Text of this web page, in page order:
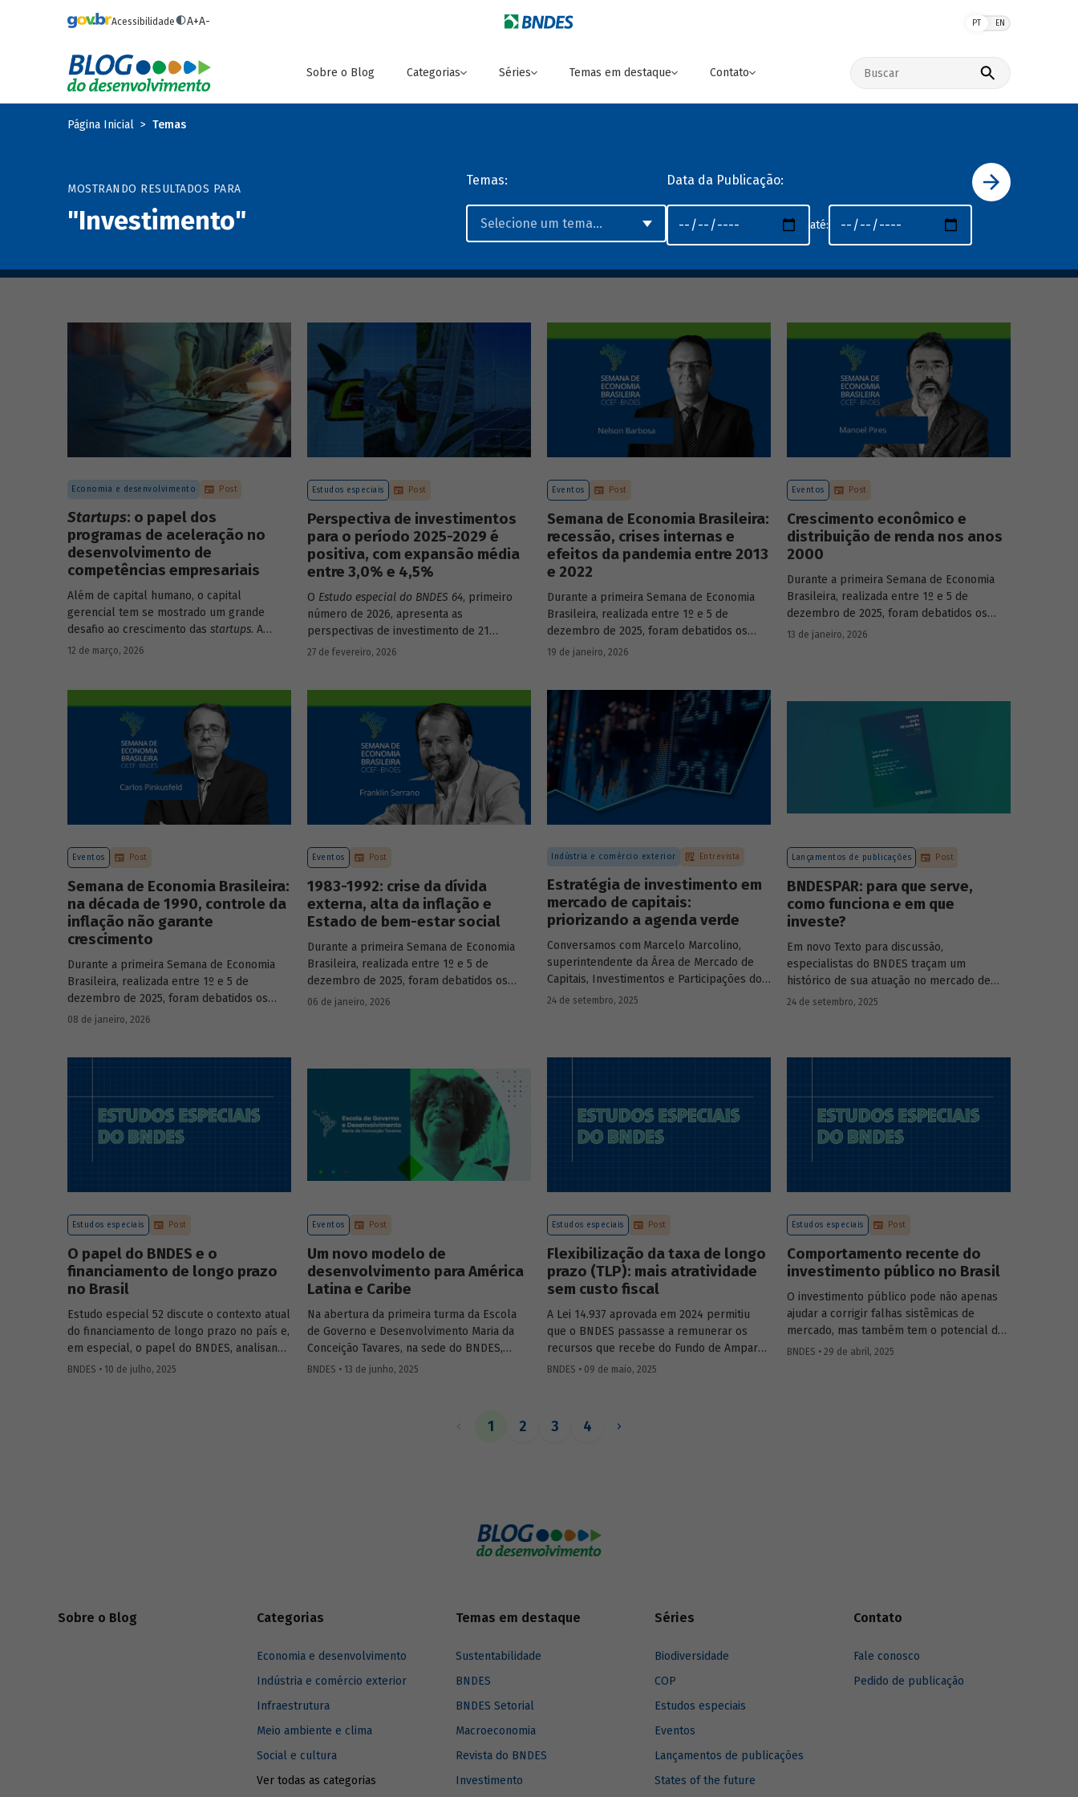
Acessibilidade A+A- PT EN
Sobre o Blog Categorias Séries Temas em destaque Contato
Buscar no site
Página Inicial Temas
MOSTRANDO RESULTADOS PARA
"Investimento"
Temas: Data da Publicação:
até:
Economia e desenvolvimento Post
Startups: o papel dos
programas de aceleração no
desenvolvimento de
competências empresariais
Além de capital humano, o capital
gerencial tem se mostrado um grande
desafio ao crescimento das startups. A
avaliação do BNDES Garagem demonstra
12 de março, 2026
Estudos especiais Post
Perspectiva de investimentos
para o período 2025-2029 é
positiva, com expansão média
entre 3,0% e 4,5%
O Estudo especial do BNDES 64, primeiro
número de 2026, apresenta as
perspectivas de investimento de 21
setores da economia brasileira para o
27 de fevereiro, 2026
Eventos Post
Semana de Economia Brasileira:
recessão, crises internas e
efeitos da pandemia entre 2013
e 2022
Durante a primeira Semana de Economia
Brasileira, realizada entre 1º e 5 de
dezembro de 2025, foram debatidos os
principais temas que marcaram a economia
renomados.
19 de janeiro, 2026
Eventos Post
Crescimento econômico e
distribuição de renda nos anos
2000
Durante a primeira Semana de Economia
Brasileira, realizada entre 1º e 5 de
dezembro de 2025, foram debatidos os
principais temas que marcaram a economia
13 de janeiro, 2026
Eventos Post
Semana de Economia Brasileira:
na década de 1990, controle da
inflação não garante
crescimento
Durante a primeira Semana de Economia
Brasileira, realizada entre 1º e 5 de
dezembro de 2025, foram debatidos os
principais temas que marcaram a economia
08 de janeiro, 2026
Eventos Post
1983-1992: crise da dívida
externa, alta da inflação e
Estado de bem-estar social
Durante a primeira Semana de Economia
Brasileira, realizada entre 1º e 5 de
dezembro de 2025, foram debatidos os
principais temas que marcaram a economia
06 de janeiro, 2026
Indústria e comércio exterior Entrevista
Estratégia de investimento em
mercado de capitais:
priorizando a agenda verde
Conversamos com Marcelo Marcolino,
superintendente da Área de Mercado de
Capitais, Investimentos e Participações do
BNDES, e representantes de duas das
de bancos de desenvolvimento no
mercado de capitais, a nova estratégia do
BNDES e os planos das investidas.
24 de setembro, 2025
Lançamentos de publicações Post
BNDESPAR: para que serve,
como funciona e em que
investe?
Em novo Texto para discussão,
especialistas do BNDES traçam um
histórico de sua atuação no mercado de
capitais, apontando a importância dessa
24 de setembro, 2025
Estudos especiais Post
O papel do BNDES e o
financiamento de longo prazo
no Brasil
Estudo especial 52 discute o contexto atual
do financiamento de longo prazo no país e,
em especial, o papel do BNDES, analisando
seu posicionamento no mercado de crédito
BNDES • 10 de julho, 2025
Eventos Post
Um novo modelo de
desenvolvimento para América
Latina e Caribe
Na abertura da primeira turma da Escola
de Governo e Desenvolvimento Maria da
Conceição Tavares, na sede do BNDES,
Aloizio Mercadante, presidente do BNDES,
Público debatarem um novo modelo de
BNDES • 13 de junho, 2025
Estudos especiais Post
Flexibilização da taxa de longo
prazo (TLP): mais atratividade
sem custo fiscal
A Lei 14.937 aprovada em 2024 permitiu
que o BNDES passasse a remunerar os
recursos que recebe do Fundo de Amparo
ao Trabalhador (FAT) tanto pela Selic
apoio do BNDES.
BNDES • 09 de maio, 2025
Estudos especiais Post
Comportamento recente do
investimento público no Brasil
O investimento público pode não apenas
ajudar a corrigir falhas sistêmicas de
mercado, mas também tem o potencial de
gerar externalidades positivas para a
BNDES • 29 de abril, 2025
1 2 3 4
Sobre o Blog Categorias
Economia e desenvolvimento
Indústria e comércio exterior
Infraestrutura
Meio ambiente e clima
Social e cultura
Ver todas as categorias
Temas em destaque
Sustentabilidade
BNDES
BNDES Setorial
Macroeconomia
Revista do BNDES
Investimento
Séries
Biodiversidade
COP
Estudos especiais
Eventos
Lançamentos de publicações
States of the future
Contato
Fale conosco
Pedido de publicação